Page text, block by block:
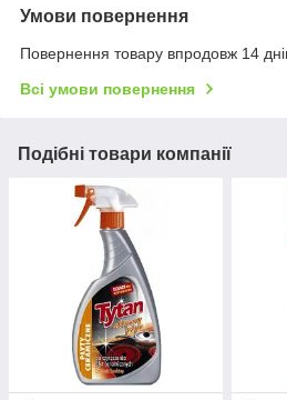
Умови повернення
Повернення товару впродовж 14
Всі умови повернення
Подібні товари компанії